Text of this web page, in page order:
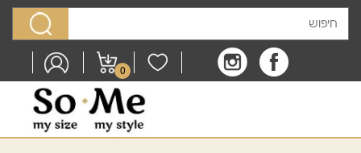
דלג לתוכן
0
גלביות
חולצות